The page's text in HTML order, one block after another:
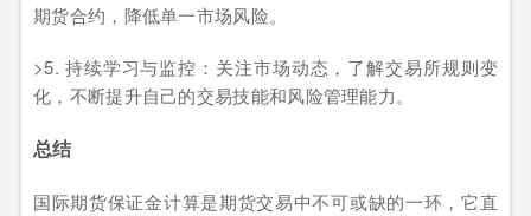
期货合约，降低单一市场风险。
>5. 持续学习与监控：关注市场动态，了解交易所规则变
化，不断提升自己的交易技能和风险管理能力。
总结
国际期货保证金计算是期货交易中不可或缺的一环，它直